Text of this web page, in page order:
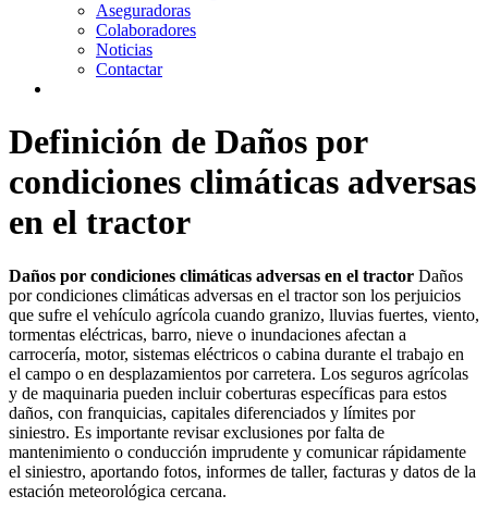
Aseguradoras
Colaboradores
Noticias
Contactar
Definición de Daños por
condiciones climáticas adversas
en el tractor
Daños por condiciones climáticas adversas en el tractor Daños
por condiciones climáticas adversas en el tractor son los perjuicios
que sufre el vehículo agrícola cuando granizo, lluvias fuertes, viento,
tormentas eléctricas, barro, nieve o inundaciones afectan a
carrocería, motor, sistemas eléctricos o cabina durante el trabajo en
el campo o en desplazamientos por carretera. Los seguros agrícolas
y de maquinaria pueden incluir coberturas específicas para estos
daños, con franquicias, capitales diferenciados y límites por
siniestro. Es importante revisar exclusiones por falta de
mantenimiento o conducción imprudente y comunicar rápidamente
el siniestro, aportando fotos, informes de taller, facturas y datos de la
estación meteorológica cercana.